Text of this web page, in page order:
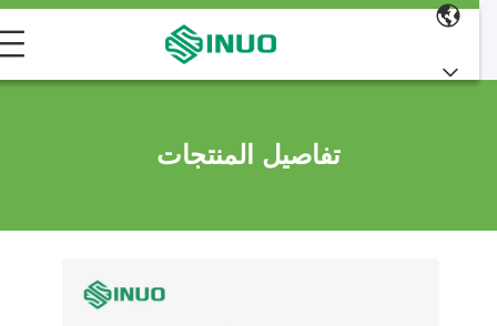
تفاصيل المنتجات